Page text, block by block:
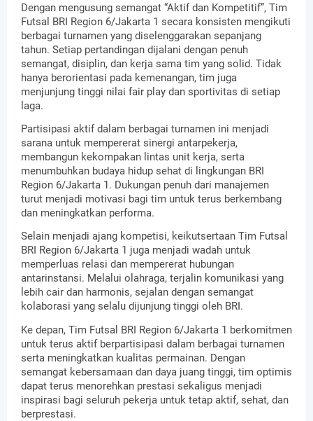
Dengan mengusung semangat “Aktif dan Kompetitif”, Tim
Futsal BRI Region 6/Jakarta 1 secara konsisten mengikuti
berbagai turnamen yang diselenggarakan sepanjang
tahun. Setiap pertandingan dijalani dengan penuh
semangat, disiplin, dan kerja sama tim yang solid. Tidak
hanya berorientasi pada kemenangan, tim juga
menjunjung tinggi nilai fair play dan sportivitas di setiap
laga.
Partisipasi aktif dalam berbagai turnamen ini menjadi
sarana untuk mempererat sinergi antarpekerja,
membangun kekompakan lintas unit kerja, serta
menumbuhkan budaya hidup sehat di lingkungan BRI
Region 6/Jakarta 1. Dukungan penuh dari manajemen
turut menjadi motivasi bagi tim untuk terus berkembang
dan meningkatkan performa.
Selain menjadi ajang kompetisi, keikutsertaan Tim Futsal
BRI Region 6/Jakarta 1 juga menjadi wadah untuk
memperluas relasi dan mempererat hubungan
antarinstansi. Melalui olahraga, terjalin komunikasi yang
lebih cair dan harmonis, sejalan dengan semangat
kolaborasi yang selalu dijunjung tinggi oleh BRI.
Ke depan, Tim Futsal BRI Region 6/Jakarta 1 berkomitmen
untuk terus aktif berpartisipasi dalam berbagai turnamen
serta meningkatkan kualitas permainan. Dengan
semangat kebersamaan dan daya juang tinggi, tim optimis
dapat terus menorehkan prestasi sekaligus menjadi
inspirasi bagi seluruh pekerja untuk tetap aktif, sehat, dan
berprestasi.